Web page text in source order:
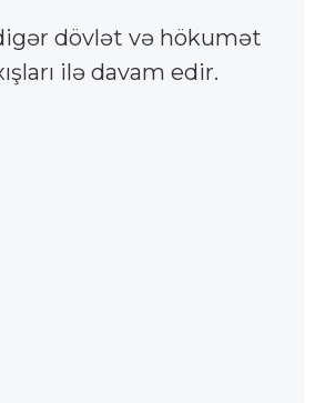
dövlət və hökumət
ilə davam edir.